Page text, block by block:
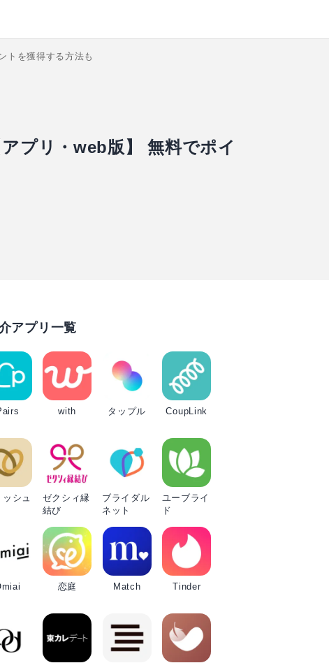
トを獲得する方法も
プリ・web版】 無料でポイ
アプリ一覧
with タップル CoupLink
ッシュ
ゼクシィ縁
結び
ブライダル
ネット
ユーブライ
ド
恋庭 Match Tinder